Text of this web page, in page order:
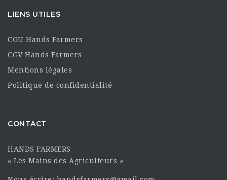
LIENS UTILES
CGU Hands Farmers
CGV Hands Farmers
Mentions légales
Politique de confidentialité
CONTACT
HANDS FARMERS
« Les Mains des Agriculteurs »